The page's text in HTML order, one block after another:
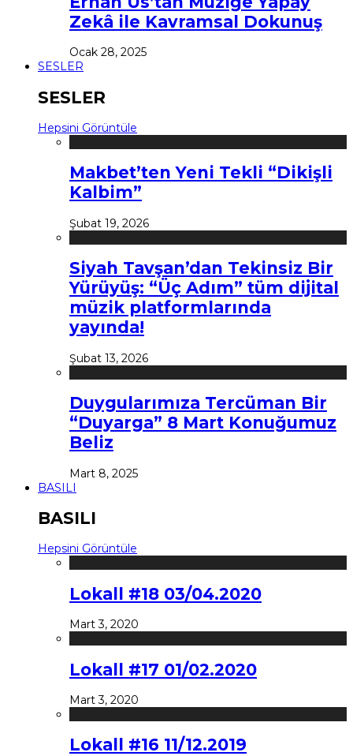
Zekâ ile Kavramsal Dokunuş
Ocak 28, 2025
SESLER
SESLER
Hepsini Görüntüle
Makbet’ten Yeni Tekli “Dikişli
Kalbim”
Şubat 19, 2026
Siyah Tavşan’dan Tekinsiz Bir
Yürüyüş: “Üç Adım” tüm dijital
müzik platformlarında
yayında!
Şubat 13, 2026
Duygularımıza Tercüman Bir
“Duyarga” 8 Mart Konuğumuz
Beliz
Mart 8, 2025
BASILI
BASILI
Hepsini Görüntüle
Lokall #18 03/04.2020
Mart 3, 2020
Lokall #17 01/02.2020
Mart 3, 2020
Lokall #16 11/12.2019